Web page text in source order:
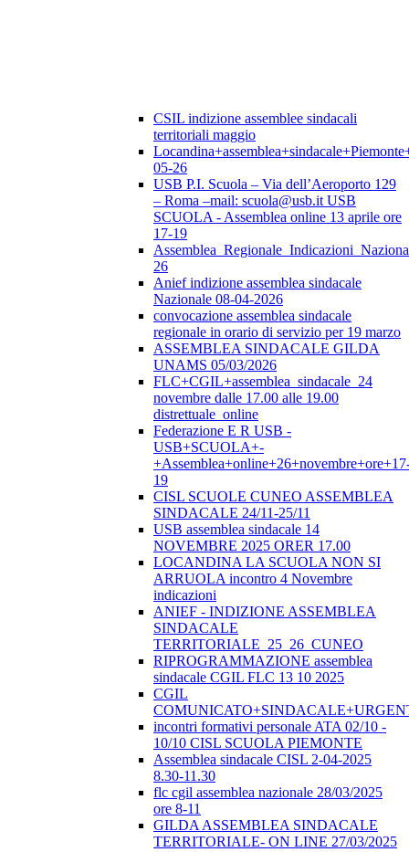
CSIL indizione assemblee sindacali
territoriali maggio
05-26
USB P.I. Scuola – Via dell’Aeroporto 129
– Roma –mail: scuola@usb.it USB
SCUOLA - Assemblea online 13 aprile ore
17-19
26
Anief indizione assemblea sindacale
Nazionale 08-04-2026
convocazione assemblea sindacale
regionale in orario di servizio per 19 marzo
ASSEMBLEA SINDACALE GILDA
UNAMS 05/03/2026
FLC+CGIL+assemblea_sindacale_24
novembre dalle 17.00 alle 19.00
distrettuale_online
Federazione E R USB -
USB+SCUOLA+-
19
CISL SCUOLE CUNEO ASSEMBLEA
SINDACALE 24/11-25/11
USB assemblea sindacale 14
NOVEMBRE 2025 ORER 17.00
LOCANDINA LA SCUOLA NON SI
ARRUOLA incontro 4 Novembre
indicazioni
ANIEF - INDIZIONE ASSEMBLEA
SINDACALE
TERRITORIALE_25_26_CUNEO
RIPROGRAMMAZIONE assemblea
sindacale CGIL FLC 13 10 2025
CGIL
incontri formativi personale ATA 02/10 -
10/10 CISL SCUOLA PIEMONTE
Assemblea sindacale CISL 2-04-2025
8.30-11.30
flc cgil assemblea nazionale 28/03/2025
ore 8-11
GILDA ASSEMBLEA SINDACALE
TERRITORIALE- ON LINE 27/03/2025